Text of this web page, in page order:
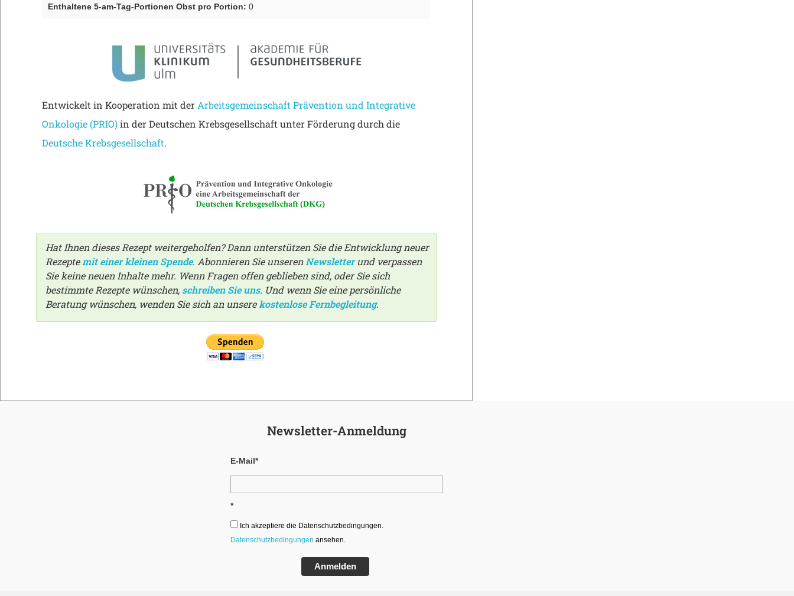
Enthaltene 5-am-Tag-Portionen Obst pro Portion: 0
Entwickelt in Kooperation mit der Arbeitsgemeinschaft Prävention und Integrative
Onkologie (PRIO)in der Deutschen Krebsgesellschaft unter Förderung durch die
Deutsche Krebsgesellschaft.
Hat Ihnen dieses Rezept weitergeholfen? Dann unterstützen Sie die Entwicklung neuer
Rezeptemit einer kleinen Spende. Abonnieren Sie unserenNewsletterund verpassen
Sie keine neuen Inhalte mehr. Wenn Fragen offen geblieben sind, oder Sie sich
bestimmte Rezepte wünschen, schreiben Sie uns. Und wenn Sie eine persönliche
Beratung wünschen, wenden Sie sich an unserekostenlose Fernbegleitung.
Newsletter-Anmeldung
E-Mail*
*
Ich akzeptiere die Datenschutzbedingungen.
Datenschutzbedingungen ansehen.
Anmelden